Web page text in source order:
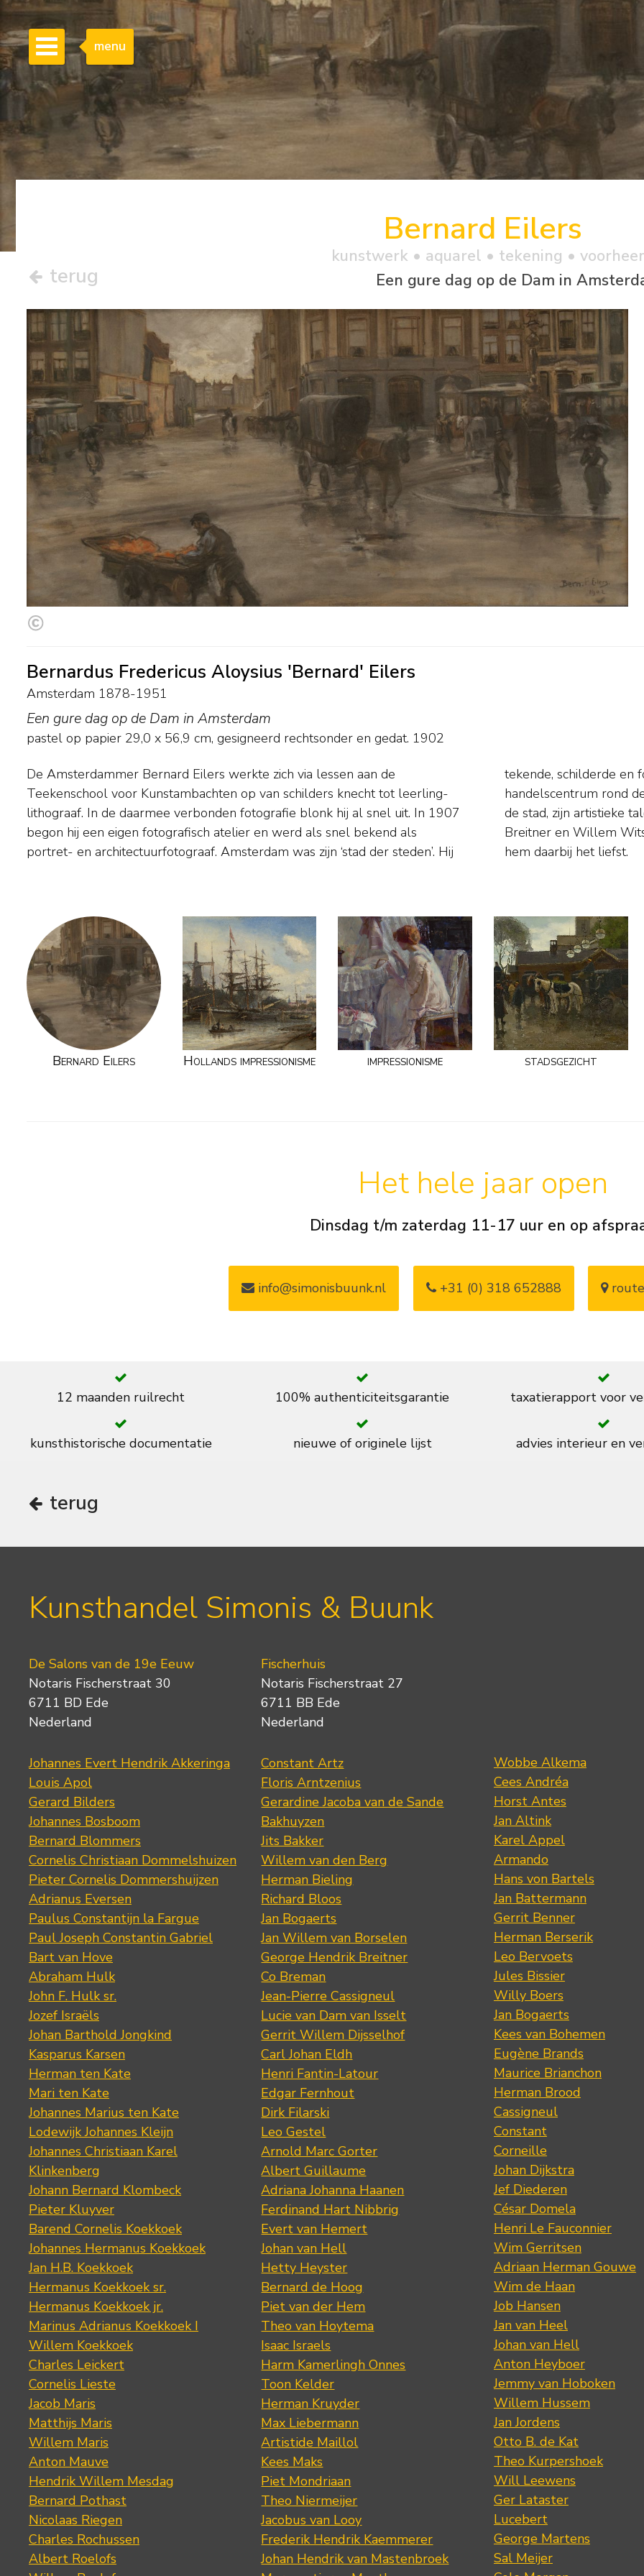
menu
terug
Bernard Eilers
kunstwerk • aquarel • tekening •
Een gure dag op de Dam in
Bernardus Fredericus Aloysius 'Bernard' Eilers
Amsterdam 1878-1951
Een gure dag op de Dam in Amsterdam
pastel op papier 29,0 x 56,9 cm, gesigneerd rechtsonder en gedat. 1902
De Amsterdammer Bernard Eilers werkte zich via lessen aan de
Teekenschool voor Kunstambachten op van schilders knecht tot leerling-
lithograaf. In de daarmee verbonden fotografie blonk hij al snel uit. In 1907
begon hij een eigen fotografisch atelier en werd als snel bekend als
portret- en architectuurfotograaf. Amsterdam was zijn ‘stad der steden’. Hij
tekende, schilderde en fotografeerde het liefst de grachten en het drukke
handelscentrum rond de Dam, gedreven door zijn visie op het karakter van
de stad, zijn artistieke talent en zijn bewondering voor schilders als George
Breitner en Willem Witsen. Winterochtenden en ‘zeurige dagen’ waren
hem daarbij het liefst.
Bernard Eilers Hollands impressionisme impressionisme stadsgezicht
Het hele jaar open
Dinsdag t/m zaterdag 11-17 uur en op
info@simonisbuunk.nl +31 (0) 318 652888
12 maanden ruilrecht 100% authenticiteitsgarantie taxatierapport voor
kunsthistorische documentatie nieuwe of originele lijst advies interieur en
terug
Kunsthandel Simonis & Buunk
De Salons van de 19e Eeuw
Notaris Fischerstraat 30
6711 BD Ede
Nederland
Johannes Evert Hendrik Akkeringa
Louis Apol
Gerard Bilders
Johannes Bosboom
Bernard Blommers
Cornelis Christiaan Dommelshuizen
Pieter Cornelis Dommershuijzen
Adrianus Eversen
Paulus Constantijn la Fargue
Paul Joseph Constantin Gabriel
Bart van Hove
Abraham Hulk
John F. Hulk sr.
Jozef Israëls
Johan Barthold Jongkind
Kasparus Karsen
Herman ten Kate
Mari ten Kate
Johannes Marius ten Kate
Lodewijk Johannes Kleijn
Johannes Christiaan Karel
Klinkenberg
Johann Bernard Klombeck
Pieter Kluyver
Barend Cornelis Koekkoek
Johannes Hermanus Koekkoek
Jan H.B. Koekkoek
Hermanus Koekkoek sr.
Hermanus Koekkoek jr.
Marinus Adrianus Koekkoek I
Willem Koekkoek
Charles Leickert
Cornelis Lieste
Jacob Maris
Matthijs Maris
Willem Maris
Anton Mauve
Hendrik Willem Mesdag
Bernard Pothast
Nicolaas Riegen
Charles Rochussen
Albert Roelofs
Fischerhuis
Notaris Fischerstraat 27
6711 BB Ede
Nederland
Constant Artz
Floris Arntzenius
Gerardine Jacoba van de Sande
Bakhuyzen
Jits Bakker
Willem van den Berg
Herman Bieling
Richard Bloos
Jan Bogaerts
Jan Willem van Borselen
George Hendrik Breitner
Co Breman
Jean-Pierre Cassigneul
Lucie van Dam van Isselt
Gerrit Willem Dijsselhof
Carl Johan Eldh
Henri Fantin-Latour
Edgar Fernhout
Dirk Filarski
Leo Gestel
Arnold Marc Gorter
Albert Guillaume
Adriana Johanna Haanen
Ferdinand Hart Nibbrig
Evert van Hemert
Johan van Hell
Hetty Heyster
Bernard de Hoog
Piet van der Hem
Theo van Hoytema
Isaac Israels
Harm Kamerlingh Onnes
Toon Kelder
Herman Kruyder
Max Liebermann
Artistide Maillol
Kees Maks
Piet Mondriaan
Theo Niermeijer
Jacobus van Looy
Frederik Hendrik Kaemmerer
Johan Hendrik van Mastenbroek
Wobbe Alkema
Cees Andréa
Horst Antes
Jan Altink
Karel Appel
Armando
Hans von Bartels
Jan Battermann
Gerrit Benner
Herman Berserik
Leo Bervoets
Jules Bissier
Willy Boers
Jan Bogaerts
Kees van Bohemen
Eugène Brands
Maurice Brianchon
Herman Brood
Cassigneul
Constant
Corneille
Johan Dijkstra
Jef Diederen
César Domela
Henri Le Fauconnier
Wim Gerritsen
Adriaan Herman Gouwe
Wim de Haan
Job Hansen
Jan van Heel
Johan van Hell
Anton Heyboer
Jemmy van Hoboken
Willem Hussem
Jan Jordens
Otto B. de Kat
Theo Kurpershoek
Will Leewens
Ger Lataster
Lucebert
George Martens
Sal Meijer